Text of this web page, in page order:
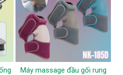
Máy massage đầu gối rung